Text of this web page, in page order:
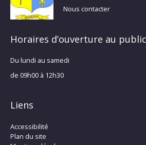
Nous contacter
Horaires d’ouverture au
Du lundi au samedi
de 09h00 à 12h30
Liens
Accessibilité
Plan du site